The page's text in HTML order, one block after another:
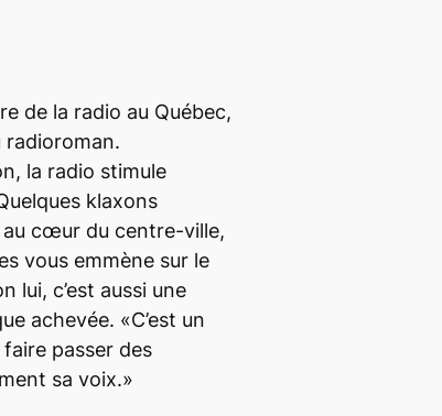
de la radio au Québec,
radioroman.
la radio stimule
klaxons
cœur du centre-ville,
vous emmène sur le
lui, c’est aussi une
achevée. «C’est un
passer des
sa voix.»